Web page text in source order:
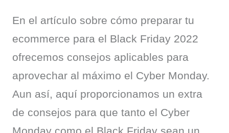
En el artículo sobre cómo preparar tu
ecommerce para el Black Friday 2022
ofrecemos consejos aplicables para
aprovechar al máximo el Cyber Monday.
Aun así, aquí proporcionamos un extra
de consejos para que tanto el Cyber